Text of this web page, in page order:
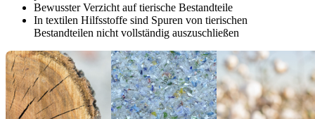
Bewusster Verzicht auf tierische Bestandteile
In textilen Hilfsstoffe sind Spuren von tierischen
Bestandteilen nicht vollständig auszuschließen